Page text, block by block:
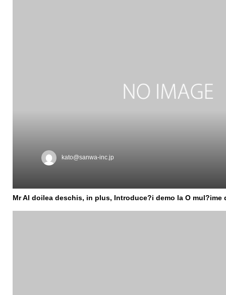
kato@sanwa-inc.jp
Mr Al doilea deschis, in plus, Introduce?i demo la O mul?ime